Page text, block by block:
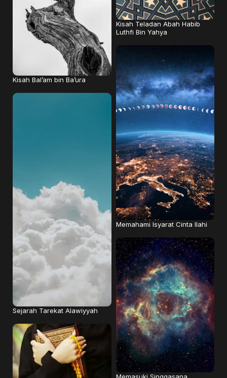
Kisah Bal’am bin Ba’ura
Kisah Teladan Abah Habib
Luthfi Bin Yahya
Sejarah Tarekat Alawiyyah
Memahami Isyarat Cinta Ilahi
Memasuki Singgasana